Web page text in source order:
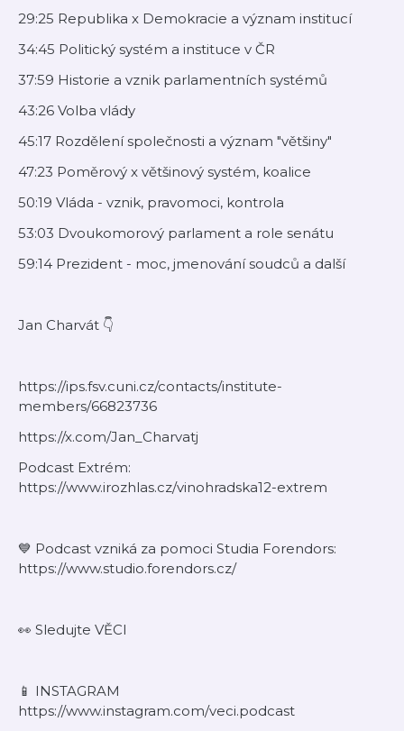
29:25 Republika x Demokracie a význam institucí
34:45 Politický systém a instituce v ČR
37:59 Historie a vznik parlamentních systémů
43:26 Volba vlády
45:17 Rozdělení společnosti a význam "většiny"
47:23 Poměrový x většinový systém, koalice
50:19 Vláda - vznik, pravomoci, kontrola
53:03 Dvoukomorový parlament a role senátu
59:14 Prezident - moc, jmenování soudců a další
Jan Charvát 👇
https://ips.fsv.cuni.cz/contacts/institute-
members/66823736
https://x.com/Jan_Charvatj
Podcast Extrém:
https://www.irozhlas.cz/vinohradska12-extrem
💙 Podcast vzniká za pomoci Studia Forendors:
⁠https://www.studio.forendors.cz/⁠
👀 Sledujte VĚCI
⁠📱 INSTAGRAM
⁠https://www.instagram.com/veci.podcast⁠